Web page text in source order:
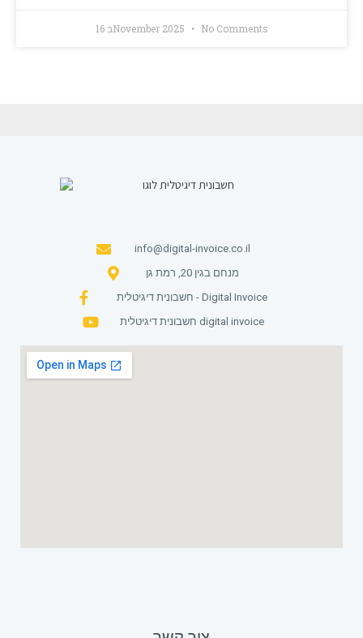
16 בNovember 2025 No Comments
info@digital-invoice.co.il
מנחם בגין 20, רמת גן
חשבונית דיגיטלית - Digital Invoice
חשבונית דיגיטלית digital invoice